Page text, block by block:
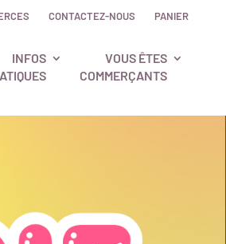
CONTACTEZ-NOUS PANIER
INFOS
VOUS ÊTES
COMMERÇANTS